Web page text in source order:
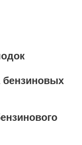
бензиновых